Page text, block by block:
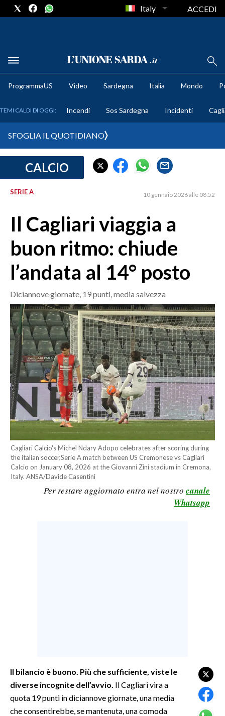
METEO
CRONACA SARDEGNA
MEDIO CAMPIDANO
ORISTANO E PROVINCIA
GALLURA
OGLIASTRA
AGENDA
CRONACA
ITALIA
MONDO
POLITICA
ECONOMIA
SERVIZI ALLE IMPRESE
LAVORO
BANDI
CULTURA
SPETTACOLI
Italy ACCEDI
ProgrammaUS Video Sardegna Italia Mondo
TEMI CALDI DI OGGI: Incendi Sos Sardegna Incidenti
SFOGLIA IL QUOTIDIANO
CALCIO
SERIE A 10 gennaio 2026 alle 08:52
Il Cagliari viaggia a
buon ritmo: chiude
l’andata al 14° posto
Diciannove giornate, 19 punti, media salvezza
Cagliari Calcio's Michel Ndary Adopo celebrates after scoring during
the italian soccer,Serie A match between US Cremonese vs Cagliari
Calcio on January 08, 2026 at the Giovanni Zini stadium in Cremona,
Italy. ANSA/Davide Casentini
Per restare aggiornato entra nel nostro canale
Whatsapp
Il bilancio è buono. Più che sufficiente, viste le
diverse incognite dell’avvio. Il Cagliari vira a
quota 19 punti in diciannove giornate, una media
che consentirebbe, se mantenuta, una comoda